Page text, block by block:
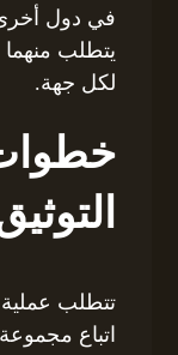
في دول أخرى
يتطلب
لكل جهة.
تتطلب
اتباع